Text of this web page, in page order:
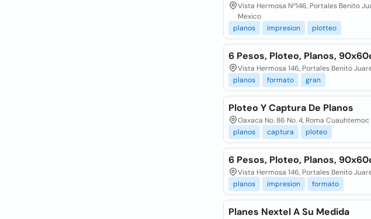
Vista Hermosa Nº146, Portales Benito
Mexico
planos
impresion plotteo
6 Pesos, Ploteo, Planos,
Vista Hermosa 146, Portales Benito
planos
formato gran
Ploteo Y Captura De Planos
Oaxaca No. 86 No. 4, Roma
planos
captura ploteo
6 Pesos, Ploteo, Planos,
Vista Hermosa 146, Portales Benito
planos
impresion formato
Planes Nextel A Su Medida